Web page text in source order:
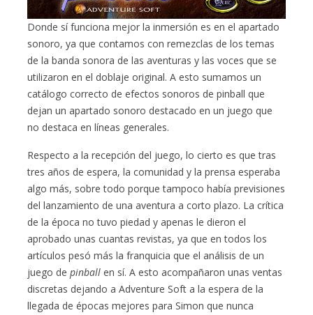
Donde sí funciona mejor la inmersión es en el apartado
sonoro, ya que contamos con remezclas de los temas
de la banda sonora de las aventuras y las voces que se
utilizaron en el doblaje original. A esto sumamos un
catálogo correcto de efectos sonoros de pinball que
dejan un apartado sonoro destacado en un juego que
no destaca en líneas generales.
Respecto a la recepción del juego, lo cierto es que tras
tres años de espera, la comunidad y la prensa esperaba
algo más, sobre todo porque tampoco había previsiones
del lanzamiento de una aventura a corto plazo. La crítica
de la época no tuvo piedad y apenas le dieron el
aprobado unas cuantas revistas, ya que en todos los
artículos pesó más la franquicia que el análisis de un
juego depinball en sí. A esto acompañaron unas ventas
discretas dejando a Adventure Soft a la espera de la
llegada de épocas mejores para Simon que nunca